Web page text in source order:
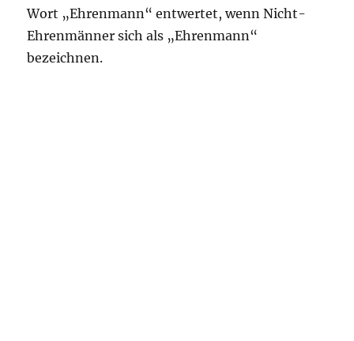
Wort „Ehrenmann“ entwertet, wenn Nicht-
Ehrenmänner sich als „Ehrenmann“
bezeichnen.